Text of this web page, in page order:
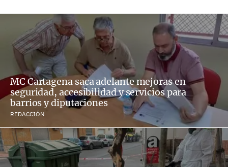
MC Cartagena saca adelante mejoras en
seguridad, accesibilidad y servicios para
barrios y diputaciones
REDACCIÓN